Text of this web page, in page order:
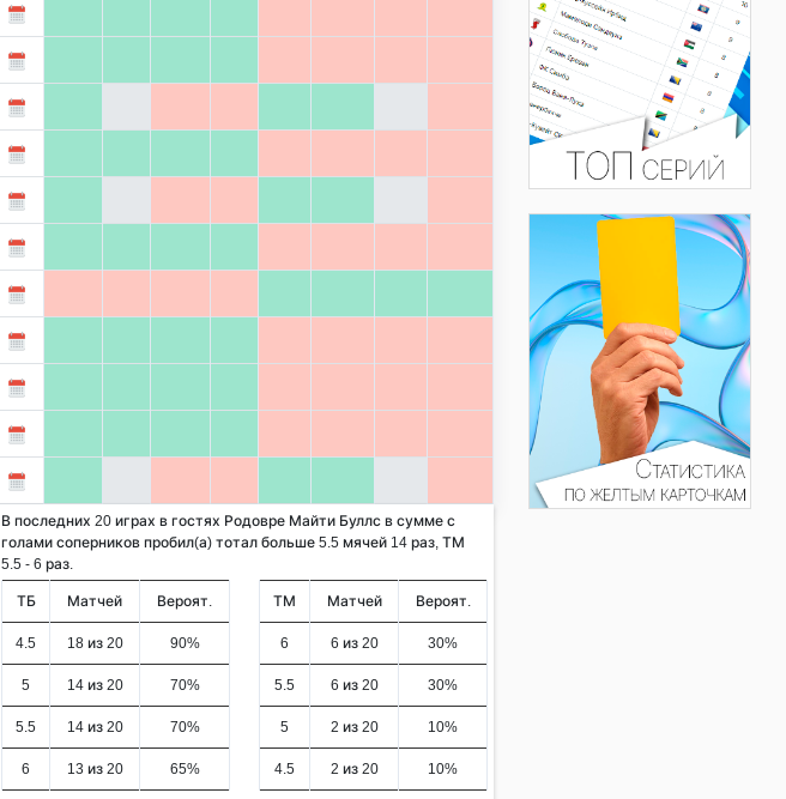
В последних 20 играх в гостях Родовре Майти Буллс в сумме с
голами соперников пробил(а) тотал больше 5.5 мячей 14 раз, ТМ
5.5 - 6 раз.
ТБ Матчей Вероят.
4.5 18 из 20 90%
5 14 из 20 70%
5.5 14 из 20 70%
6 13 из 20 65%
ТМ Матчей Вероят.
6 6 из 20 30%
5.5 6 из 20 30%
5 2 из 20 10%
4.5 2 из 20 10%